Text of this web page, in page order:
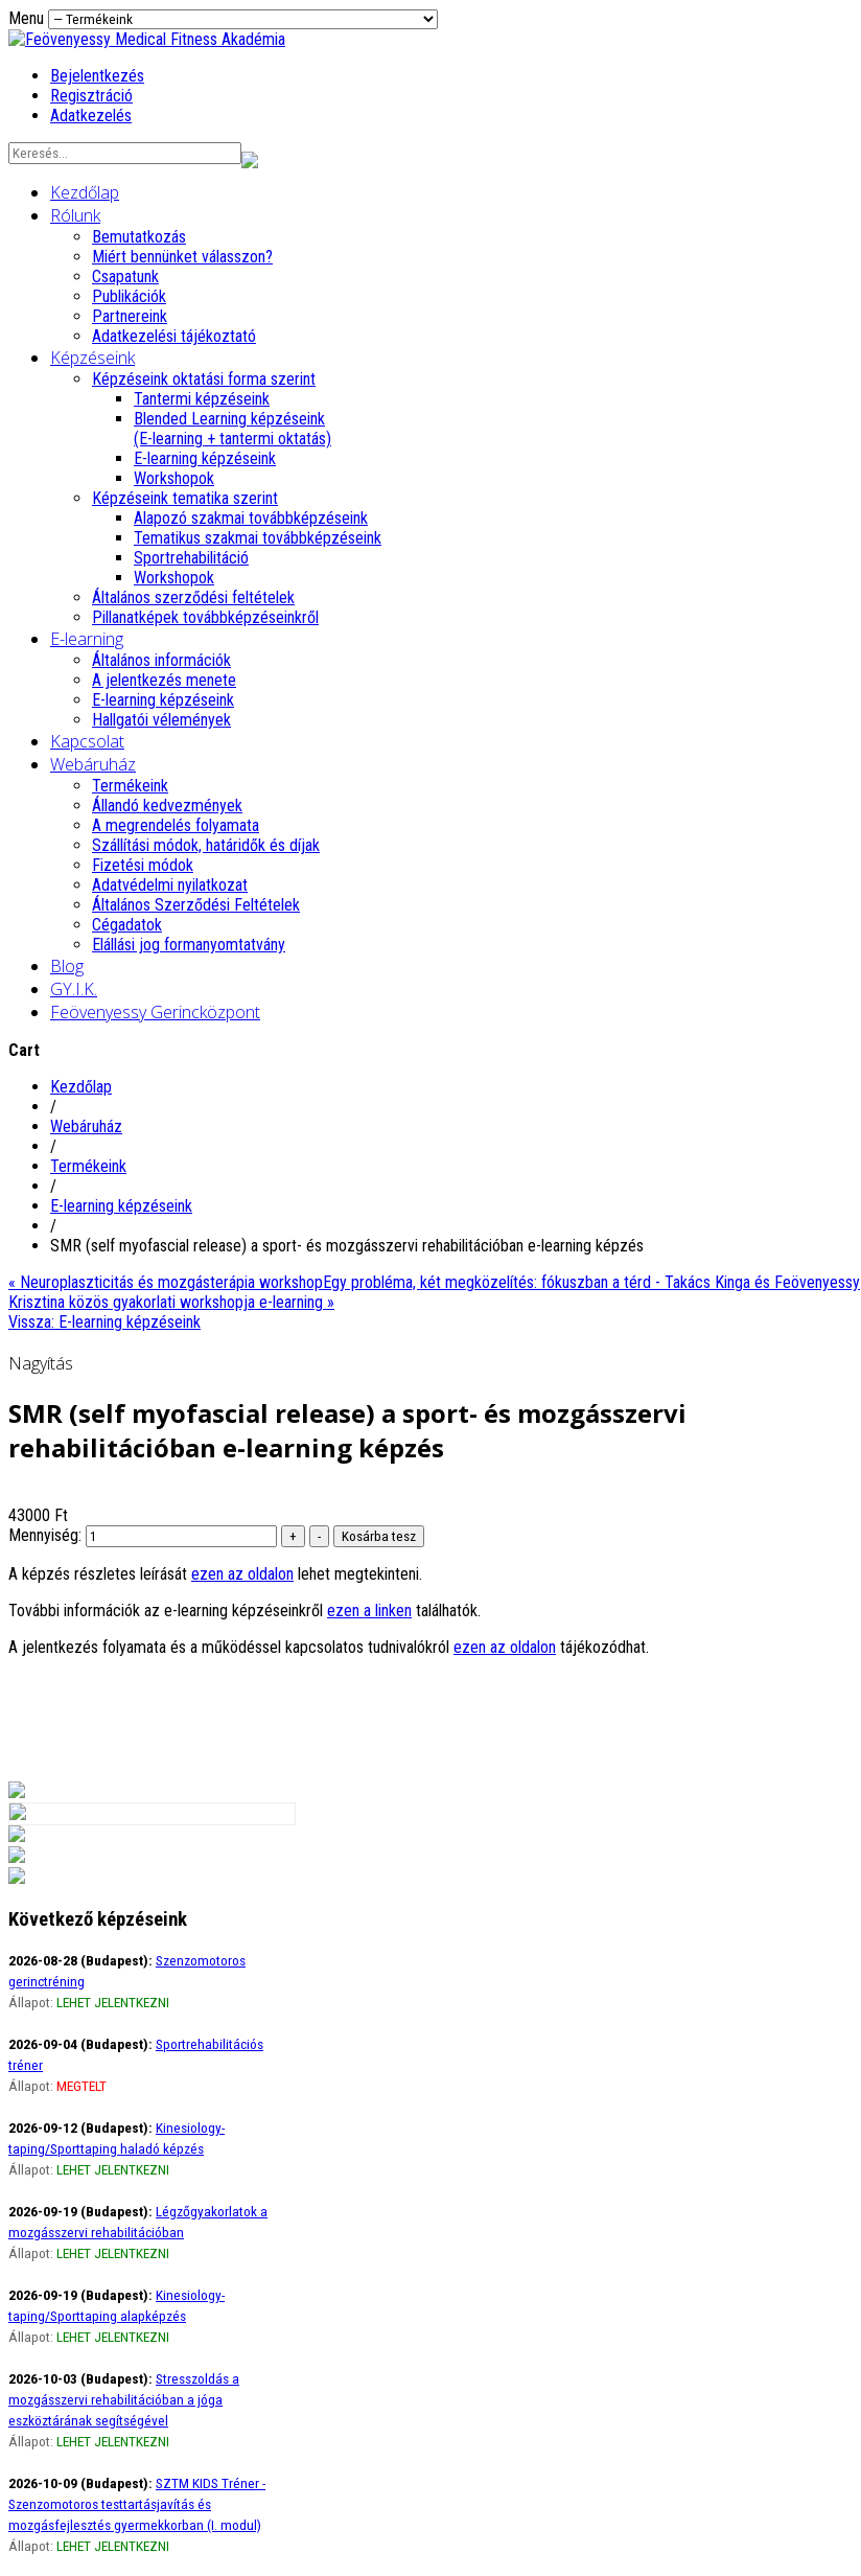
Menu
Bejelentkezés
Regisztráció
Adatkezelés
Kezdőlap
Rólunk
Bemutatkozás
Miért bennünket válasszon?
Csapatunk
Publikációk
Partnereink
Adatkezelési tájékoztató
Képzéseink
Képzéseink oktatási forma szerint
Tantermi képzéseink
Blended Learning képzéseink
(E-learning + tantermi oktatás)
E-learning képzéseink
Workshopok
Képzéseink tematika szerint
Alapozó szakmai továbbképzéseink
Tematikus szakmai továbbképzéseink
Sportrehabilitáció
Workshopok
Általános szerződési feltételek
Pillanatképek továbbképzéseinkről
E-learning
Általános információk
A jelentkezés menete
E-learning képzéseink
Hallgatói vélemények
Kapcsolat
Webáruház
Termékeink
Állandó kedvezmények
A megrendelés folyamata
Szállítási módok, határidők és díjak
Fizetési módok
Adatvédelmi nyilatkozat
Általános Szerződési Feltételek
Cégadatok
Elállási jog formanyomtatvány
Blog
GY.I.K.
Feövenyessy Gerincközpont
Cart
Kezdőlap
/
Webáruház
/
Termékeink
/
E-learning képzéseink
/
SMR (self myofascial release) a sport- és mozgásszervi rehabilitációban e-learning képzés
« Neuroplaszticitás és mozgásterápia workshopEgy probléma, két megközelítés: fókuszban a térd - Takács Kinga és Feövenyessy
Krisztina közös gyakorlati workshopja e-learning »
Vissza: E-learning képzéseink
Nagyítás
SMR (self myofascial release) a sport- és mozgásszervi
rehabilitációban e-learning képzés
43000 Ft
Mennyiség:
A képzés részletes leírását ezen az oldalon lehet megtekinteni.
További információk az e-learning képzéseinkről ezen a linken találhatók.
A jelentkezés folyamata és a működéssel kapcsolatos tudnivalókról ezen az oldalon tájékozódhat.
Következő képzéseink
2026-08-28 (Budapest): Szenzomotoros
gerinctréning
Állapot: LEHET JELENTKEZNI
2026-09-04 (Budapest): Sportrehabilitációs
tréner
Állapot: MEGTELT
2026-09-12 (Budapest): Kinesiology-
taping/Sporttaping haladó képzés
Állapot: LEHET JELENTKEZNI
2026-09-19 (Budapest): Légzőgyakorlatok a
mozgásszervi rehabilitációban
Állapot: LEHET JELENTKEZNI
2026-09-19 (Budapest): Kinesiology-
taping/Sporttaping alapképzés
Állapot: LEHET JELENTKEZNI
2026-10-03 (Budapest): Stresszoldás a
mozgásszervi rehabilitációban a jóga
eszköztárának segítségével
Állapot: LEHET JELENTKEZNI
2026-10-09 (Budapest): SZTM KIDS Tréner -
Szenzomotoros testtartásjavítás és
mozgásfejlesztés gyermekkorban (I. modul)
Állapot: LEHET JELENTKEZNI